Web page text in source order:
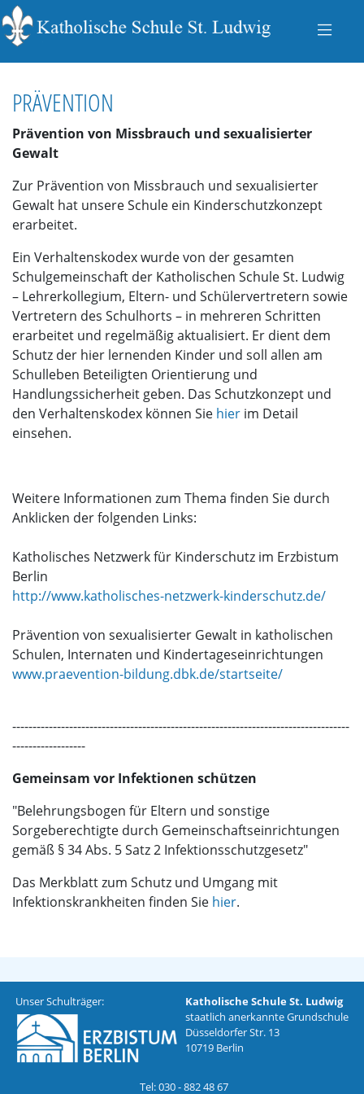
PRÄVENTION
Prävention von Missbrauch und sexualisierter
Gewalt
Zur Prävention von Missbrauch und sexualisierter
Gewalt hat unsere Schule ein Kinderschutzkonzept
erarbeitet.
Ein Verhaltenskodex wurde von der gesamten
Schulgemeinschaft der Katholischen Schule St. Ludwig
– Lehrerkollegium, Eltern- und Schülervertretern sowie
Vertretern des Schulhorts – in mehreren Schritten
erarbeitet und regelmäßig aktualisiert. Er dient dem
Schutz der hier lernenden Kinder und soll allen am
Schulleben Beteiligten Orientierung und
Handlungssicherheit geben. Das Schutzkonzept und
den Verhaltenskodex können Sie hier im Detail
einsehen.
Weitere Informationen zum Thema finden Sie durch
Anklicken der folgenden Links:
Katholisches Netzwerk für Kinderschutz im Erzbistum
Berlin
http://www.katholisches-netzwerk-kinderschutz.de/
Prävention von sexualisierter Gewalt in katholischen
Schulen, Internaten und Kindertageseinrichtungen
www.praevention-bildung.dbk.de/startseite/
-----------------------------------------------------------------------------------
------------------
Gemeinsam vor Infektionen schützen
"Belehrungsbogen für Eltern und sonstige
Sorgeberechtigte durch Gemeinschaftseinrichtungen
gemäß § 34 Abs. 5 Satz 2 Infektionsschutzgesetz"
Das Merkblatt zum Schutz und Umgang mit
Infektionskrankheiten finden Sie hier.
Unser Schulträger:
Katholische Schule St. Ludwig
staatlich anerkannte Grundschule
Düsseldorfer Str. 13
10719 Berlin
Tel: 030 - 882 48 67